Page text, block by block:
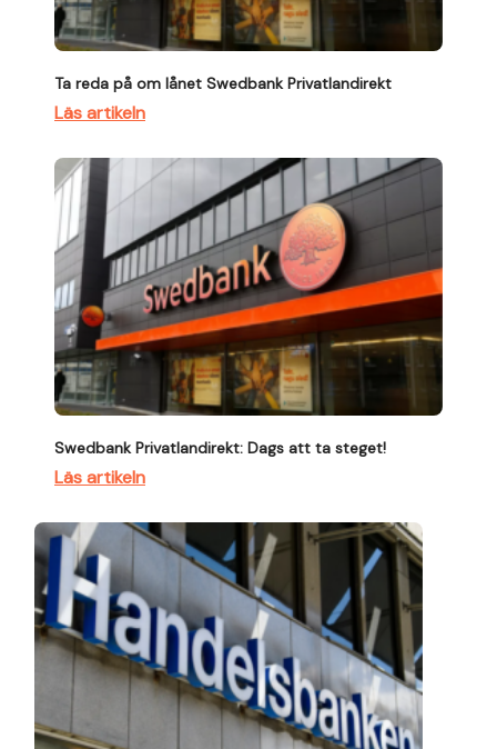
Ta reda på om lånet Swedbank Privatlandirekt
Läs artikeln
Swedbank Privatlandirekt: Dags att ta steget!
Läs artikeln